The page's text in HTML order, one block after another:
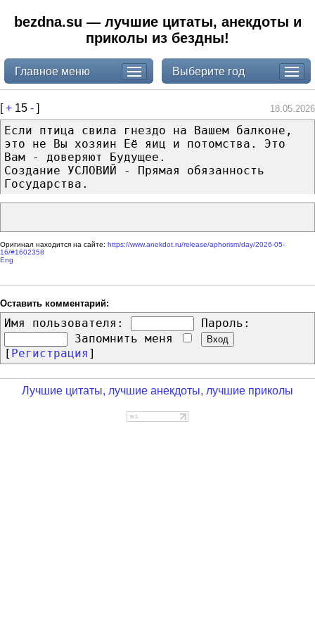
bezdna.su — лучшие цитаты, анекдоты и
приколы из бездны!
Главное меню Выберите год
[+ 15 - ] 18.05.2026
Если птица свила гнездо на Вашем балконе,
это не Вы хозяин Её яиц и потомства. Это
Вам - доверяют Будущее.
Создание УСЛОВИЙ - Прямая обязанность
Государства.
Оригинал находится на сайте: https://www.anekdot.ru/release/aphorism/day/2026-05-
16/#1602358
Eng
Оставить комментарий:
Имя пользователя:
Пароль:
Запомнить меня
[ Регистрация ]
Лучшие цитаты, лучшие анекдоты, лучшие приколы